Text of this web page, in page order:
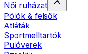
Női ruházat
Pólók & felsők
Atléták
Sportmelltartók
Pulóverek